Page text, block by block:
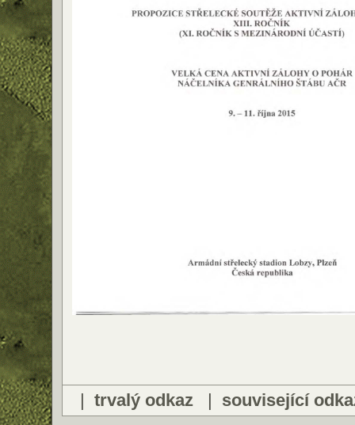
| trvalý odkaz | související